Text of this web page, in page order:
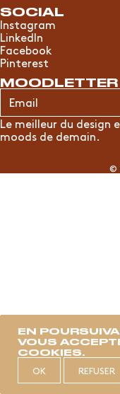
SOCIAL
Instagram
LinkedIn
Facebook
Pinterest
MOODLETTER
Le meilleur du design
moods de demain.
©
EN
VOUS
COOKIES.
OK REFUSER